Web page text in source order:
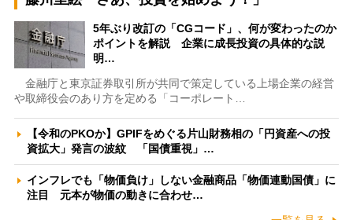
5年ぶり改訂の「CGコード」、何が変わったのか
ポイントを解説 企業に成長投資の具体的な説
明…
金融庁と東京証券取引所が共同で策定している上場企業の経営
や取締役会のあり方を定める「コーポレート…
【令和のPKOか】GPIFをめぐる片山財務相の「円資産への投
資拡大」発言の波紋 「国債重視」…
インフレでも「物価負け」しない金融商品「物価連動国債」に
注目 元本が物価の動きに合わせ…